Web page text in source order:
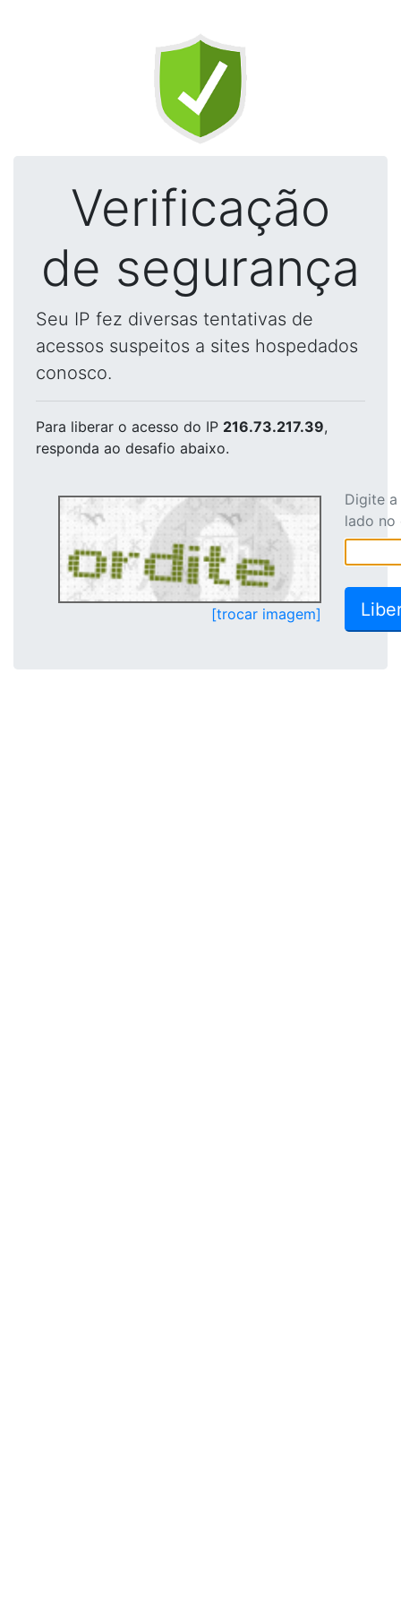
Verificação
de segurança
Seu IP fez diversas tentativas de
acessos suspeitos a sites hospedados
conosco.
Para liberar o acesso do IP 216.73.217.39,
responda ao desafio abaixo.
[trocar imagem]
Digite
lado no